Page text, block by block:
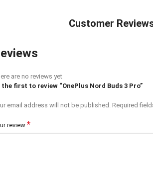
Customer
are no reviews yet
the first to review “OnePlus Nord Buds 3 Pro”
email address will not be published. Required
review *